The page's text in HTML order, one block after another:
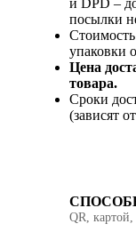
и DPD –
посылки
упаковки
Цена
товара.
Сроки
(зависят
QR,